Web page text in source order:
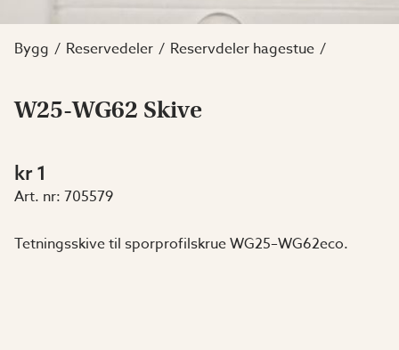
Bygg Reservedeler Reservdeler hagestue
W25-WG62 Skive
kr 1
Art. nr: 705579
Tetningsskive til sporprofilskrue WG25–WG62eco.